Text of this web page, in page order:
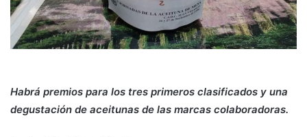
Habrá premios para los tres primeros clasificados y una
degustación de aceitunas de las marcas colaboradoras.